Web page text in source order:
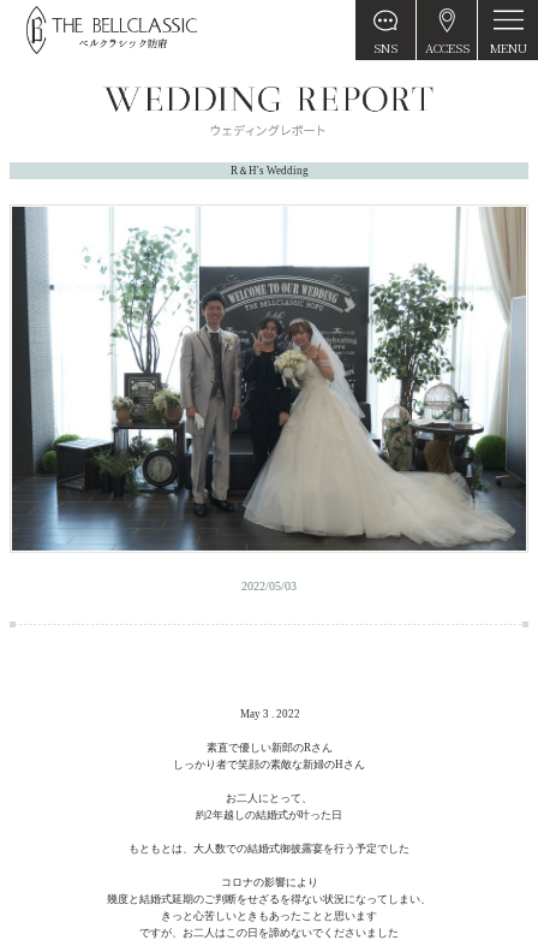
SNS ACCESS MENU
R＆H's Wedding
2022/05/03
May 3 . 2022
素直で優しい新郎のR さん
しっかり者で笑顔の素敵な新婦のH さん
お二人にとって、
約2年越しの結婚式が叶った日
もともとは、大人数での結婚式御披露宴を行う予定でした
コロナの影響により
幾度と結婚式延期のご判断をせざるを得ない状況になってしまい、
きっと心苦しいときもあったことと思います
ですが、お二人はこの日を諦めないでくださいました